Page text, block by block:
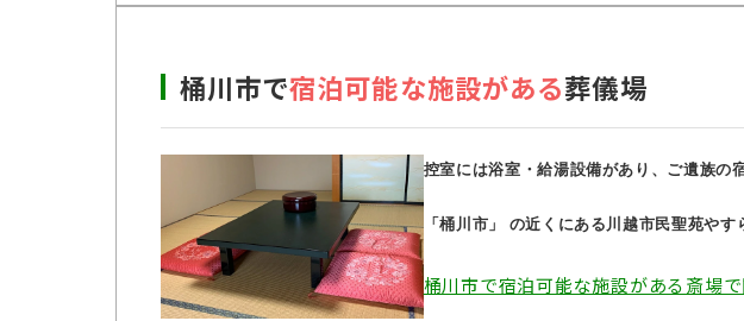
桶川市で宿泊可能な施設がある葬儀場
控室には浴室・給湯設備があり、ご遺族の
「桶川市」 の近くにある川越市民聖苑や
桶川市で宿泊可能な施設がある斎場